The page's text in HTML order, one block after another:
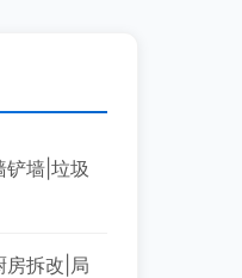
铲墙|垃圾
房拆改|局